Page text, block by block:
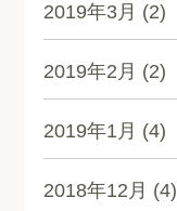
2019年3月 (2)
2019年2月 (2)
2019年1月 (4)
2018年12月 (4)